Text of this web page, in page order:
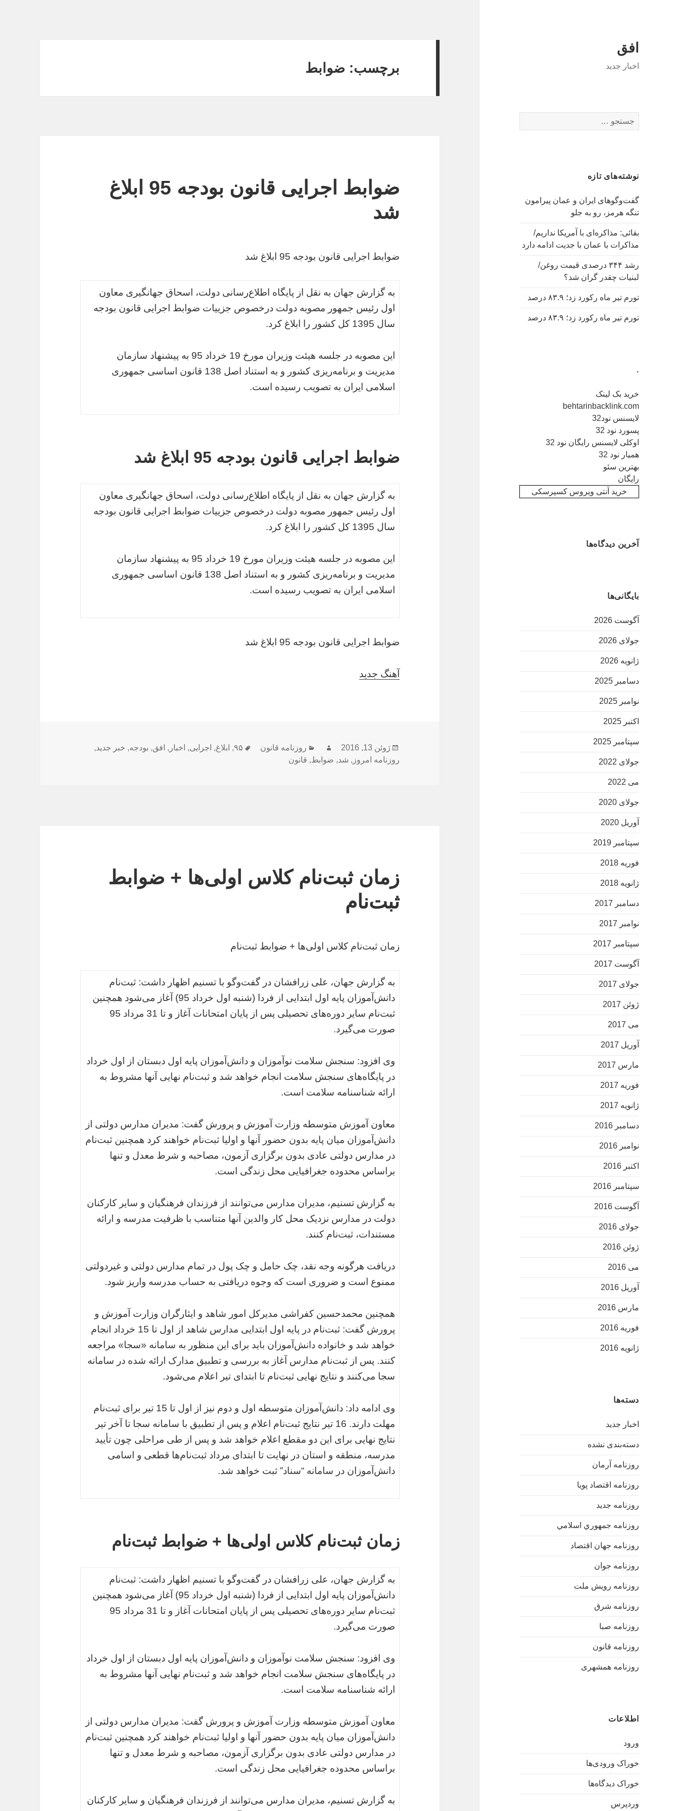
افق
اخبار جدید
برای:
نوشته‌های تازه
گفت‌وگوهای ایران و عمان پیرامون
تنگه هرمز، رو به جلو
بقائی: مذاکره‌ای با آمریکا نداریم/
مذاکرات با عمان با جدیت ادامه دارد
رشد ۳۴۴ درصدی قیمت روغن/
لبنیات چقدر گران شد؟
تورم تیر ماه رکورد زد؛ ۸۳.۹ درصد
تورم تیر ماه رکورد زد؛ ۸۳.۹ درصد
.
خرید بک لینک
behtarinbacklink.com
لایسنس نود32
پسورد نود 32
اوکلی لایسنس رایگان نود 32
همیار نود 32
بهترین سئو
رایگان
خرید آنتی ویروس کسپرسکی
آخرین دیدگاه‌ها
بایگانی‌ها
آگوست 2026
جولای 2026
ژانویه 2026
دسامبر 2025
نوامبر 2025
اکتبر 2025
سپتامبر 2025
جولای 2022
می 2022
جولای 2020
آوریل 2020
سپتامبر 2019
فوریه 2018
ژانویه 2018
دسامبر 2017
نوامبر 2017
سپتامبر 2017
آگوست 2017
جولای 2017
ژوئن 2017
می 2017
آوریل 2017
مارس 2017
فوریه 2017
ژانویه 2017
دسامبر 2016
نوامبر 2016
اکتبر 2016
سپتامبر 2016
آگوست 2016
جولای 2016
ژوئن 2016
می 2016
آوریل 2016
مارس 2016
فوریه 2016
ژانویه 2016
دسته‌ها
اخبار جدید
دسته‌بندی نشده
روزنامه آرمان
روزنامه اقتصاد پویا
روزنامه جدید
روزنامه جمهوري اسلامي
روزنامه جهان اقتصاد
روزنامه جوان
روزنامه رویش ملت
روزنامه شرق
روزنامه صبا
روزنامه قانون
روزنامه همشهری
اطلاعات
ورود
خوراک ورودی‌ها
خوراک دیدگاه‌ها
وردپرس
برچسب: ضوابط
ضوابط اجرایی قانون بودجه 95 ابلاغ
شد
ضوابط اجرایی قانون بودجه 95 ابلاغ شد
به گزارش جهان به نقل از پایگاه اطلاع‌رسانی دولت، اسحاق جهانگیری معاون
اول رئیس جمهور مصوبه دولت درخصوص جزییات ضوابط اجرایی قانون بودجه
سال 1395 کل کشور را ابلاغ کرد.
این مصوبه در جلسه هیئت وزیران مورخ 19 خرداد 95 به پیشنهاد سازمان
مدیریت و برنامه‌ریزی کشور و به استناد اصل 138 قانون اساسی جمهوری
اسلامی ایران به تصویب رسیده است.
ضوابط اجرایی قانون بودجه 95 ابلاغ شد
به گزارش جهان به نقل از پایگاه اطلاع‌رسانی دولت، اسحاق جهانگیری معاون
اول رئیس جمهور مصوبه دولت درخصوص جزییات ضوابط اجرایی قانون بودجه
سال 1395 کل کشور را ابلاغ کرد.
این مصوبه در جلسه هیئت وزیران مورخ 19 خرداد 95 به پیشنهاد سازمان
مدیریت و برنامه‌ریزی کشور و به استناد اصل 138 قانون اساسی جمهوری
اسلامی ایران به تصویب رسیده است.
ضوابط اجرایی قانون بودجه 95 ابلاغ شد
آهنگ جدید
ارسال
شده
ژوئن 13, 2016 نویسندهدسته‌ها
روزنامه قانون برچسب‌ها
۹۵, ابلاغ, اجرایی, اخبار , افق, بودجه, خبر جدید,
روزنامه امروز , شد, ضوابط, قانون
زمان ثبت‌نام کلاس اولی‌‌ها + ضوابط
ثبت‌نام
زمان ثبت‌نام کلاس اولی‌‌ها + ضوابط ثبت‌نام
به گزارش جهان، علی زرافشان در گفت‌‌وگو با تسنیم اظهار داشت:‌ ثبت‌نام
دانش‌آموزان پایه اول ابتدایی از فردا (شنبه اول خرداد 95) آغاز می‌شود همچنین
ثبت‌نام سایر دوره‌های تحصیلی پس از پایان امتحانات آغاز و تا 31 مرداد 95
صورت می‌گیرد.
وی افزود:‌ سنجش سلامت نوآموزان و دانش‌آموزان پایه اول دبستان از اول خرداد
در پایگاه‌های سنجش سلامت انجام خواهد شد و ثبت‌نام نهایی آنها مشروط به
ارائه شناسنامه سلامت است.
معاون آموزش متوسطه وزارت آموزش و پرورش گفت:‌ مدیران مدارس دولتی از
دانش‌آموزان میان پایه بدون حضور آنها و اولیا ثبت‌نام خواهند کرد همچنین ثبت‌نام
در مدارس دولتی عادی بدون برگزاری آزمون، مصاحبه و شرط معدل و تنها
براساس محدوده جغرافیایی محل زندگی است.
به گزارش تسنیم، مدیران مدارس می‌توانند از فرزندان فرهنگیان و سایر کارکنان
دولت در مدارس نزدیک محل کار والدین آنها متناسب با ظرفیت مدرسه و ارائه
مستندات، ثبت‌نام کنند.
دریافت هرگونه وجه نقد، چک حامل و چک پول در تمام مدارس دولتی و غیردولتی
ممنوع است و ضروری است که وجوه دریافتی به حساب مدرسه واریز شود.
همچنین محمدحسین کفراشی مدیرکل امور شاهد و ایثارگران وزارت آموزش و
پرورش گفت:‌ ثبت‌نام در پایه اول ابتدایی مدارس شاهد از اول تا 15 خرداد انجام
خواهد شد و خانواده دانش‌آموزان باید برای این منظور به سامانه «سجا» مراجعه
کنند. پس از ثبت‌نام مدارس آغاز به بررسی و تطبیق مدارک ارائه شده در سامانه
سجا می‌کنند و نتایج نهایی ثبت‌نام تا ابتدای تیر اعلام می‌شود.
وی ادامه داد:‌ دانش‌آموزان متوسطه اول و دوم نیز از اول تا 15 تیر برای ثبت‌نام
مهلت دارند. 16 تیر نتایج ثبت‌نام اعلام و پس از تطبیق با سامانه سجا تا آخر تیر
نتایج نهایی برای این دو مقطع اعلام خواهد شد و پس از طی مراحلی چون تأیید
مدرسه، منطقه و استان در نهایت تا ابتدای مرداد ثبت‌نام‌ها قطعی و اسامی
دانش‌آموزان در سامانه “سناد” ثبت خواهد شد.
زمان ثبت‌نام کلاس اولی‌‌ها + ضوابط ثبت‌نام
به گزارش جهان، علی زرافشان در گفت‌‌وگو با تسنیم اظهار داشت:‌ ثبت‌نام
دانش‌آموزان پایه اول ابتدایی از فردا (شنبه اول خرداد 95) آغاز می‌شود همچنین
ثبت‌نام سایر دوره‌های تحصیلی پس از پایان امتحانات آغاز و تا 31 مرداد 95
صورت می‌گیرد.
وی افزود:‌ سنجش سلامت نوآموزان و دانش‌آموزان پایه اول دبستان از اول خرداد
در پایگاه‌های سنجش سلامت انجام خواهد شد و ثبت‌نام نهایی آنها مشروط به
ارائه شناسنامه سلامت است.
معاون آموزش متوسطه وزارت آموزش و پرورش گفت:‌ مدیران مدارس دولتی از
دانش‌آموزان میان پایه بدون حضور آنها و اولیا ثبت‌نام خواهند کرد همچنین ثبت‌نام
در مدارس دولتی عادی بدون برگزاری آزمون، مصاحبه و شرط معدل و تنها
براساس محدوده جغرافیایی محل زندگی است.
به گزارش تسنیم، مدیران مدارس می‌توانند از فرزندان فرهنگیان و سایر کارکنان